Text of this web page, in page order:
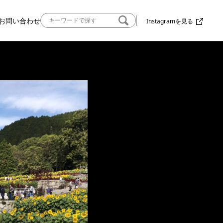
問い合わせ Instagramを見る